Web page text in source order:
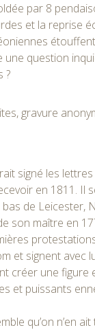
par 8
et la reprise
une question
?
signé les
en 1811. Il
de Leicester,
son maître en
et signent avec
créer une figure
et puissants
qu’on n’en